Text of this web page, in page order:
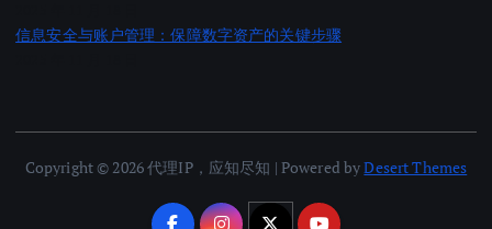
信息安全与账户管理：保障数字资产的关键步骤
Copyright © 2026 代理IP，应知尽知 | Powered byDesert Themes